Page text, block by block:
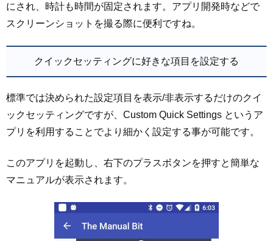
にされ、時計も時間が固定されます。アプリ開発時などで
スクリーンショットを撮る際に便利ですね。
クイックセッティングに好きな項目を設定する
標準では決められた設定項目を表示/非表示するだけのクイ
ックセッティングですが、Custom Quick Settings というア
プリを利用することでより細かく設定する事が可能です。
このアプリを起動し、右下のプラスボタンを押すと簡単な
マニュアルが表示されます。